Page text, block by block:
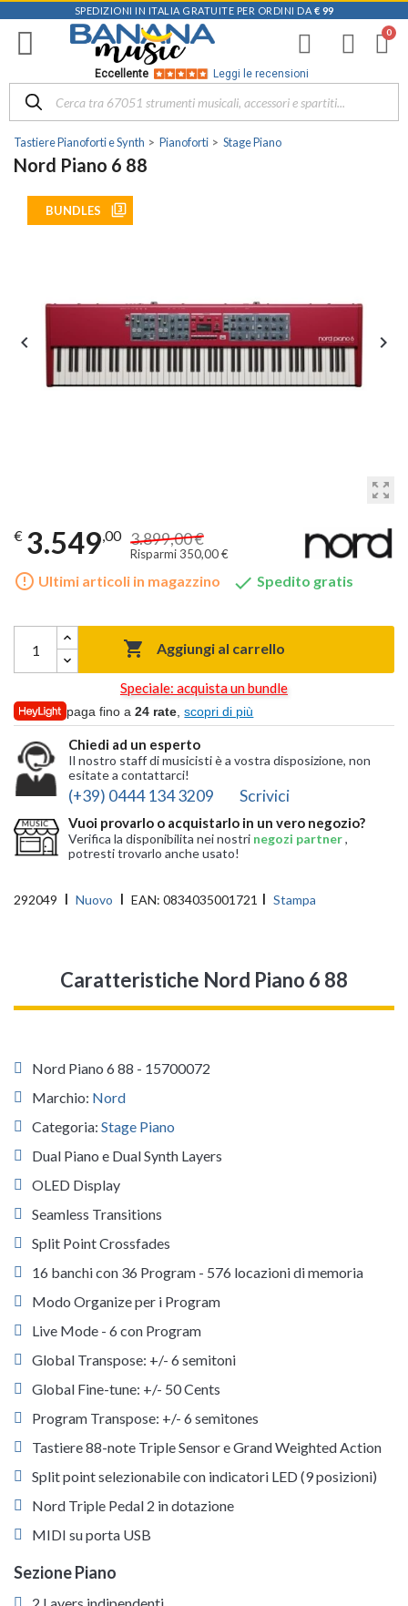
SPEDIZIONI IN ITALIA GRATUITE PER ORDINI DA € 99
Eccellente Leggi le recensioni
Tastiere Pianoforti e Synth Pianoforti Stage Piano
Nord Piano 6 88
BUNDLES filter_3
zoom_out_map
 
€ 3.549,00 3.899,00 €
Risparmi 350,00 €
error_outline Ultimi articoli in magazzino  Spedito gratis
 Aggiungi al carrello
Speciale: acquista un bundle
paga fino a24 rate ,scopri di più
Chiedi ad un esperto
Il nostro staff di musicisti è a vostra disposizione, non
esitate a contattarci!
(+39) 0444 134 3209 Scrivici
Vuoi provarlo o acquistarlo in un vero negozio?
Verifica la disponibilita nei nostri negozi partner,
potresti trovarlo anche usato!
292049 Nuovo EAN: 0834035001721 Stampa
Caratteristiche Nord Piano 6 88
Nord Piano 6 88 - 15700072
Marchio: Nord
Categoria: Stage Piano
Dual Piano e Dual Synth Layers
OLED Display
Seamless Transitions
Split Point Crossfades
16 banchi con 36 Program - 576 locazioni di memoria
Modo Organize per i Program
Live Mode - 6 con Program
Global Transpose: +/- 6 semitoni
Global Fine-tune: +/- 50 Cents
Program Transpose: +/- 6 semitones
Tastiere 88-note Triple Sensor e Grand Weighted Action
Split point selezionabile con indicatori LED (9 posizioni)
Nord Triple Pedal 2 in dotazione
MIDI su porta USB
Sezione Piano